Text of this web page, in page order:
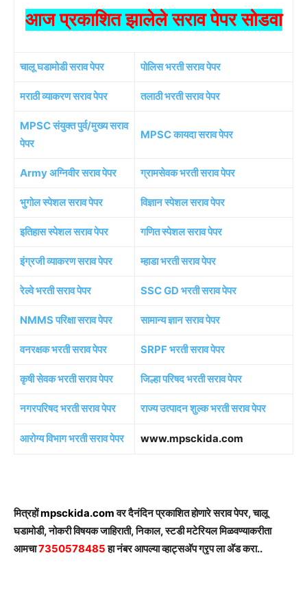
आज प्रकाशित झालेले सराव पेपर सोडवा
चालू घडामोडी सराव पेपर पोलिस भरती सराव पेपर
मराठी व्याकरण सराव पेपर तलाठी भरती सराव पेपर
MPSC संयुक्त पुर्व/मुख्य सराव
पेपर
MPSC कायदा सराव पेपर
Army अग्निवीर सराव पेपर ग्रामसेवक भरती सराव पेपर
भुगोल स्पेशल सराव पेपर विज्ञान स्पेशल सराव पेपर
इतिहास स्पेशल सराव पेपर गणित स्पेशल सराव पेपर
इंग्रजी व्याकरण सराव पेपर म्हाडा भरती सराव पेपर
रेल्वे भरती सराव पेपर SSC GD भरती सराव पेपर
NMMS परिक्षा सराव पेपर सामान्य ज्ञान सराव पेपर
वनरक्षक भरती सराव पेपर SRPF भरती सराव पेपर
कृषी सेवक भरती सराव पेपर जिल्हा परिषद भरती सराव पेपर
नगरपरिषद भरती सराव पेपर राज्य उत्पादन शुल्क भरती सराव पेपर
आरोग्य विभाग भरती सराव पेपर www.mpsckida.com
मित्रहोंmpsckida.comवर दैनंदिन प्रकाशित होणारे सराव पेपर, चालू
घडामोडी, नोकरी विषयक जाहिराती, निकाल, स्टडी मटेरियल मिळवण्याकरीता
आमचा7350578485हा नंबर आपल्या व्हाट्सअ‍ॅप ग्रृप ला अ‍ॅड करा..